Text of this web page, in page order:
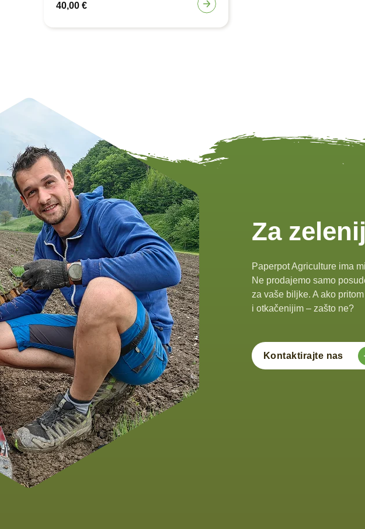
40,00 €
Za
Paperpot Agriculture ima
Ne prodajemo samo
za vaše biljke. A ako
i otkačenijim – zašto ne?
Kontaktirajte nas